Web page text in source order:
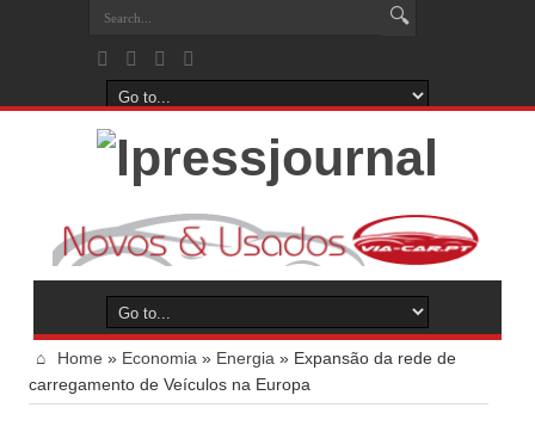
Home » Economia » Energia » Expansão da rede de
carregamento de Veículos na Europa